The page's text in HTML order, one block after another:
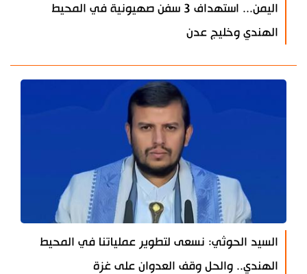
اليمن... استهداف 3 سفن صهيونية في المحيط
الهندي وخليج عدن
السيد الحوثي: نسعى لتطوير عملياتنا في المحيط
الهندي.. والحل وقف العدوان على غزة